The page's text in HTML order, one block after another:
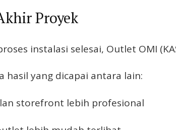
Proyek
instalasi selesai, Outlet OMI
hasil yang dicapai antara lain:
storefront lebih profesional